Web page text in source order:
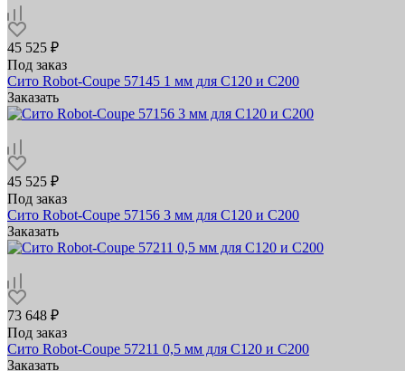
45 525 ₽
Под заказ
Сито Robot-Coupe 57145 1 мм для C120 и C200
Заказать
45 525 ₽
Под заказ
Сито Robot-Coupe 57156 3 мм для C120 и C200
Заказать
73 648 ₽
Под заказ
Сито Robot-Coupe 57211 0,5 мм для C120 и C200
Заказать